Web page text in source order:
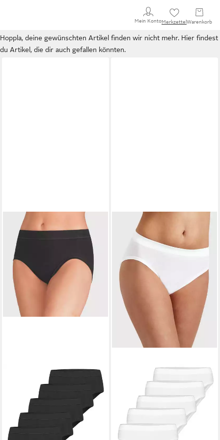
Mein KontoMerkzettel Warenkorb
Hoppla, deine gewünschten Artikel finden wir nicht mehr. Hier findest
du Artikel, die dir auch gefallen könnten.